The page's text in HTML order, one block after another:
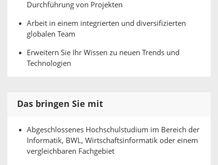
Durchführung von Projekten
Arbeit in einem integrierten und diversifizierten
globalen Team
Erweitern Sie Ihr Wissen zu neuen Trends und
Technologien
Das bringen Sie mit
Abgeschlossenes Hochschulstudium im Bereich der
Informatik, BWL, Wirtschaftsinformatik oder einem
vergleichbaren Fachgebiet